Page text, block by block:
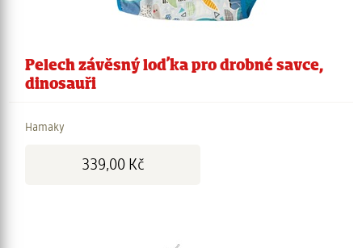
Pelech závěsný loďka pro drobné savce,
dinosauři
Hamaky
339,00 Kč